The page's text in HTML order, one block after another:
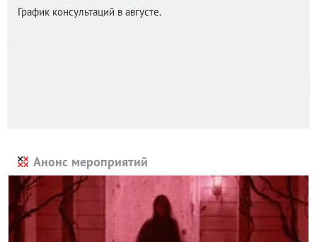
График консультаций в августе.
Анонс мероприятий